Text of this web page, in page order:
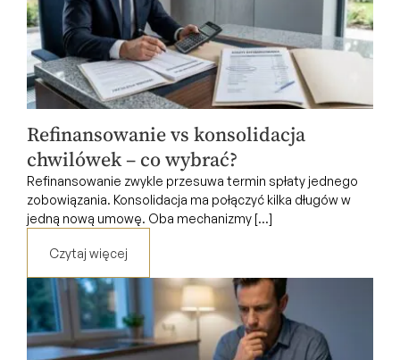
Refinansowanie vs konsolidacja
chwilówek – co wybrać?
Refinansowanie zwykle przesuwa termin spłaty jednego
zobowiązania. Konsolidacja ma połączyć kilka długów w
jedną nową umowę. Oba mechanizmy [...]
Czytaj więcej